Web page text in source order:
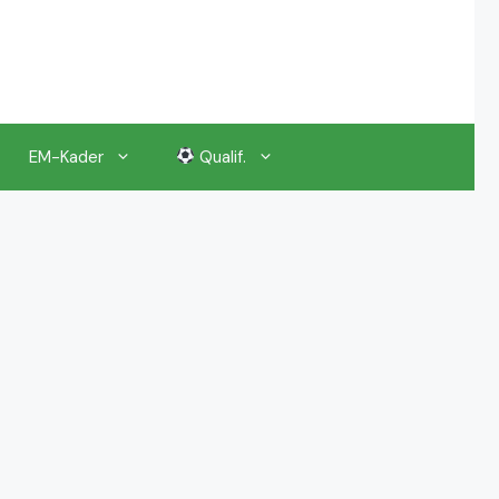
EM-Kader Qualif.